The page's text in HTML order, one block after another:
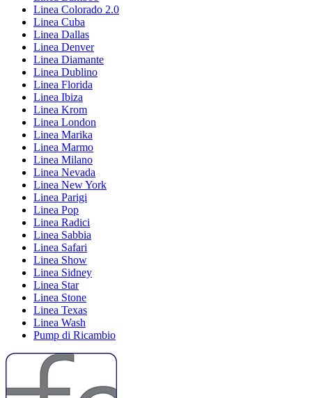
Linea Colorado 2.0
Linea Cuba
Linea Dallas
Linea Denver
Linea Diamante
Linea Dublino
Linea Florida
Linea Ibiza
Linea Krom
Linea London
Linea Marika
Linea Marmo
Linea Milano
Linea Nevada
Linea New York
Linea Parigi
Linea Pop
Linea Radici
Linea Sabbia
Linea Safari
Linea Show
Linea Sidney
Linea Star
Linea Stone
Linea Texas
Linea Wash
Pump di Ricambio